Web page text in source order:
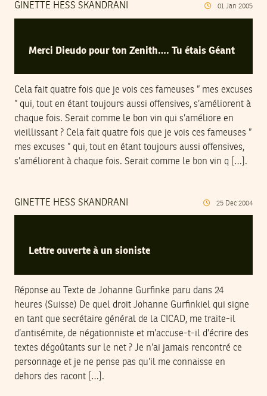
GINETTE HESS SKANDRANI 01 Jan 2005
Merci Dieudo pour ton Zenith…. Tu étais Géant
Cela fait quatre fois que je vois ces fameuses ” mes excuses
” qui, tout en étant toujours aussi offensives, s’améliorent à
chaque fois. Serait comme le bon vin qui s’améliore en
vieillissant ? Cela fait quatre fois que je vois ces fameuses ”
mes excuses ” qui, tout en étant toujours aussi offensives,
s’améliorent à chaque fois. Serait comme le bon vin q […].
GINETTE HESS SKANDRANI 25 Dec 2004
Lettre ouverte à un sioniste
Réponse au Texte de Johanne Gurfinke paru dans 24
heures (Suisse) De quel droit Johanne Gurfinkiel qui signe
en tant que secrétaire général de la CICAD, me traite-il
d’antisémite, de négationniste et m’accuse-t-il d’écrire des
textes dégoûtants sur le net ? Je n’ai jamais rencontré ce
personnage et je ne pense pas qu’il me connaisse en
dehors des racont […].